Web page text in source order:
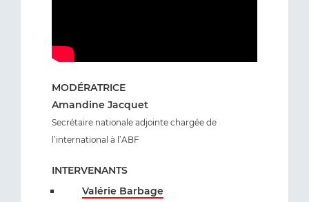
MODÉRATRICE
Amandine Jacquet
Secrétaire nationale adjointe chargée de
l’international à l’ABF
INTERVENANTS
Valérie Barbage